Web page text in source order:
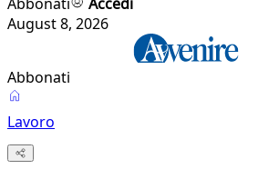
August 8, 2026
Abbonati
Lavoro